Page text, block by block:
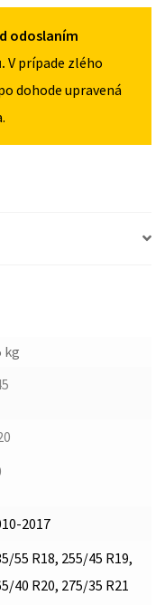
145/60R20
5X112
odoslaním
V prípade zlého
dohode upravená
kg
2017
55 R18, 255/45 R19,
40 R20, 275/35 R21